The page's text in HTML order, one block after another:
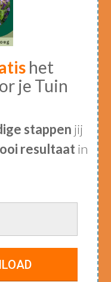
het
je Tuin
stappen jij
resultaat in